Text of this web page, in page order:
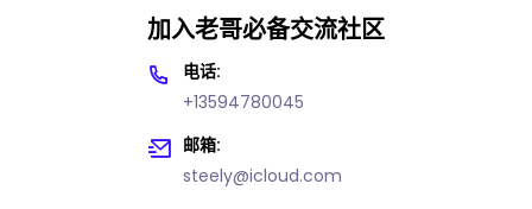
加入老哥必备交流社区
电话:
+13594780045
邮箱:
steely@icloud.com